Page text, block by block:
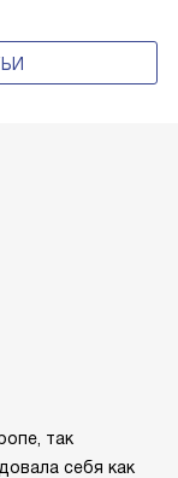
так
себя как